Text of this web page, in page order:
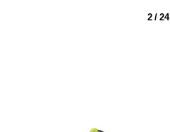
2 / 24